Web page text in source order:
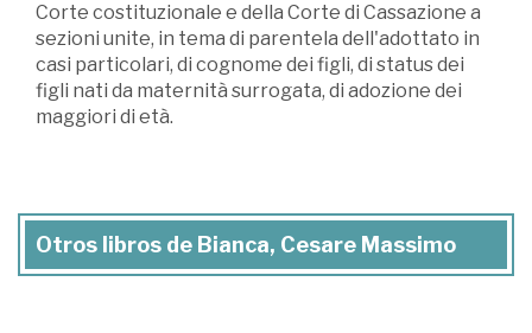
Corte costituzionale e della Corte di Cassazione a
sezioni unite, in tema di parentela dell'adottato in
casi particolari, di cognome dei figli, di status dei
figli nati da maternità surrogata, di adozione dei
maggiori di età.
Otros libros de Bianca, Cesare Massimo